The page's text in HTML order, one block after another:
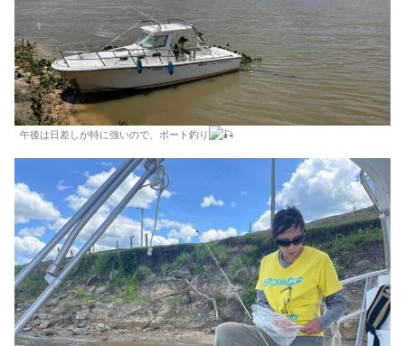
午後は日差しが特に強いので、ボート釣り